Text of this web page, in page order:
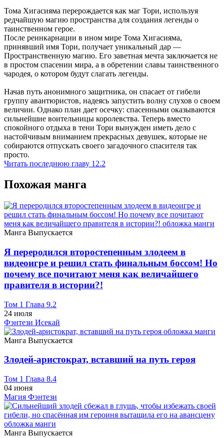
Тома Хигасияма перерождается как маг Тори, используя
редчайшую магию пространства для создания легенды о
таинственном герое.
После реинкарнации в ином мире Тома Хигасияма,
принявший имя Тори, получает уникальный дар —
Пространственную магию. Его заветная мечта заключается не
в простом спасении мира, а в обретении славы таинственного
чародея, о котором будут слагать легенды.
Начав путь анонимного защитника, он спасает от гибели
группу авантюристов, надеясь запустить волну слухов о своем
величии. Однако план дает осечку: спасенными оказываются
сильнейшие воительницы королевства. Теперь вместо
спокойного отдыха в тени Тори вынужден иметь дело с
настойчивым вниманием прекрасных девушек, которые не
собираются отпускать своего загадочного спасителя так
просто.
Читать последнюю главу 12.2
Похожая манга
Манга Выпускается
Я переродился второстепенным злодеем в
видеоигре и решил стать финальным боссом! Но
почему все почитают меня как величайшего
правителя в истории?!
Том 1 Глава 9.2
24 июля
Фэнтези Исекай
Манга Выпускается
Злодей-аристократ, вставший на путь героя
Том 1 Глава 8.4
04 июня
Магия Фэнтези
Манга Выпускается